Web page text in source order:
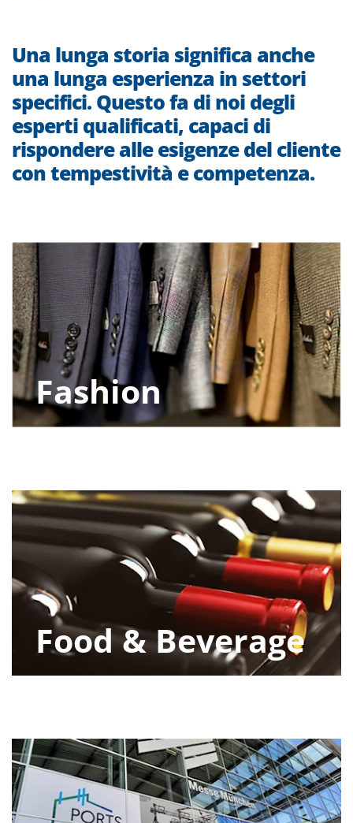
English
Logistica
Ferrovia
Industrie
Fairs & Exhibitions
Project Cargo
Dove siamo
Una lunga storia significa anche
una lunga esperienza in settori
specifici. Questo fa di noi degli
esperti qualificati, capaci di
rispondere alle esigenze del cliente
con tempestività e competenza.
Fashion
Food & Beverage